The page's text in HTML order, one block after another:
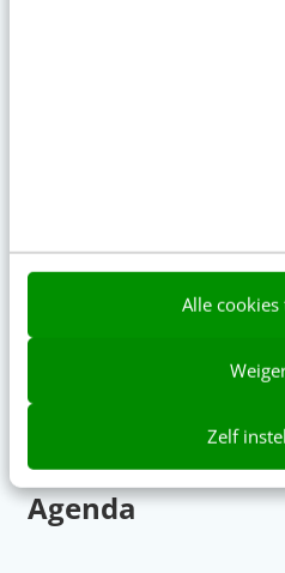
Alle cookies
Zelf
Is jouw content
buurvrouwtest
LinkedIn Ads is niet
Agenda